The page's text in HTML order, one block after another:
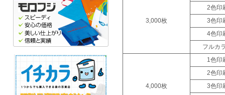
3,000枚
2色印
3色印
4色印
フルカ
4,000枚
1色印
2色印
3色印